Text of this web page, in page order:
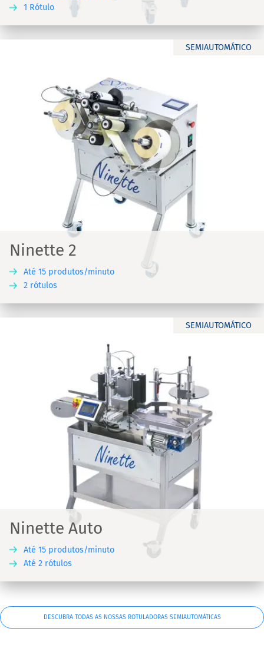
1 Rótulo
SEMIAUTOMÁTICO
Ninette 2
Até 15 produtos/minuto
2 rótulos
SEMIAUTOMÁTICO
Ninette Auto
Até 15 produtos/minuto
Até 2 rótulos
DESCUBRA TODAS AS NOSSAS ROTULADORAS SEMIAUTOMÁTICAS